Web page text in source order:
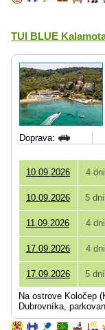
TUI BLUE
Doprava:
10.09.2026 4 dni
10.09.2026 5 dní
11.09.2026 4 dni
17.09.2026 4 dni
17.09.2026 5 dní
Na ostrove Koločep
Dubrovníka,